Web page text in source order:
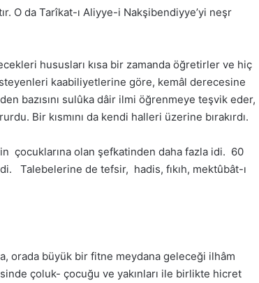
O da Tarîkat-ı Aliyye-i Nakşibendiyye’yi neşr
hususları kısa bir zamanda öğretirler ve hiç
kaabiliyetlerine göre, kemâl derecesine
bazısını sulûka dâir ilmi öğrenmeye teşvik eder,
Bir kısmını da kendi halleri üzerine bırakırdı.
çocuklarına olan şefkatinden daha fazla idi. 60
Talebelerine de tefsir, hadis, fıkıh, mektûbât-ı
orada büyük bir fitne meydana geleceği ilhâm
çoluk- çocuğu ve yakınları ile birlikte hicret